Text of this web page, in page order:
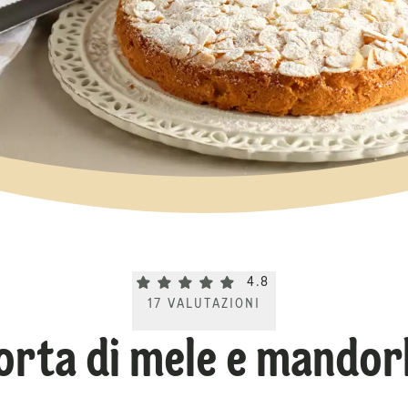
Current rating 4.8. Click to rate.
4.8
17
VALUTAZIONI
di mele e